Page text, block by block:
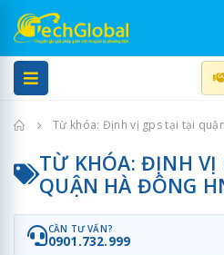
Trang chủTừ khóa: Định vị gps tại tại
TỪ KHÓA: ĐỊNH VỊ
QUẬN HÀ ĐÔNG
CẦN TƯ VẤN?
0901.732.999